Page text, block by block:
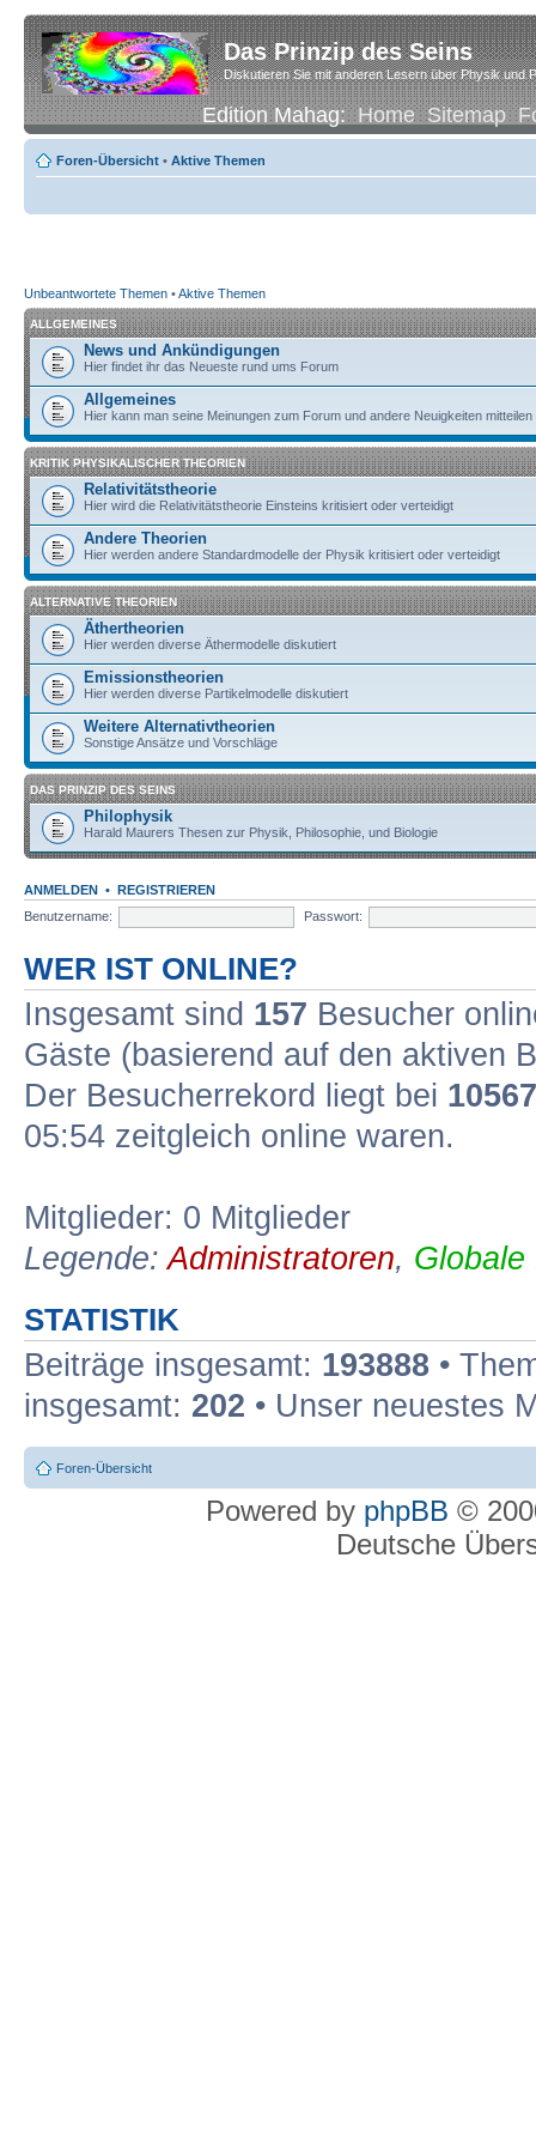
Das Prinzip des Seins
Diskutieren Sie mit anderen Lesern über Physik und
Edition Mahag:Home Sitemap
Foren-Übersicht • Aktive Themen
Unbeantwortete Themen •Aktive Themen
ALLGEMEINES
News und Ankündigungen
Hier findet ihr das Neueste rund ums Forum
Allgemeines
Hier kann man seine Meinungen zum Forum und andere Neuigkeiten mitteilen
KRITIK PHYSIKALISCHER THEORIEN
Relativitätstheorie
Hier wird die Relativitätstheorie Einsteins kritisiert oder verteidigt
Andere Theorien
Hier werden andere Standardmodelle der Physik kritisiert oder verteidigt
ALTERNATIVE THEORIEN
Äthertheorien
Hier werden diverse Äthermodelle diskutiert
Emissionstheorien
Hier werden diverse Partikelmodelle diskutiert
Weitere Alternativtheorien
Sonstige Ansätze und Vorschläge
DAS PRINZIP DES SEINS
Philophysik
Harald Maurers Thesen zur Physik, Philosophie, und Biologie
ANMELDEN • REGISTRIEREN
Benutzername:
Passwort:
WER IST ONLINE?
Insgesamt sind 157 Besucher
Gäste (basierend auf den aktiven
Der Besucherrekord liegt bei 10567
05:54 zeitgleich online waren.
Mitglieder: 0 Mitglieder
Legende:Administratoren, Globale
STATISTIK
Beiträge insgesamt: 193888 •
insgesamt: 202 • Unser neuestes
Foren-Übersicht
Powered by phpBB ©
Deutsche